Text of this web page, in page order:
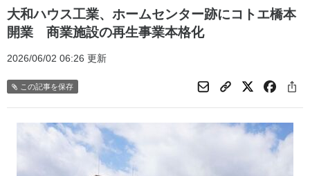
大和ハウス工業、ホームセンター跡にコトエ橋本
開業 商業施設の再生事業本格化
2026/06/02 06:26 更新
この記事を保存